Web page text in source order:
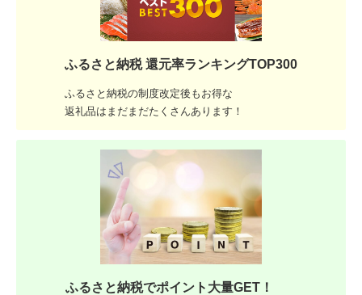
ふるさと納税 還元率ランキングTOP300
ふるさと納税の制度改定後もお得な
返礼品はまだまだたくさんあります！
ふるさと納税でポイント大量GET！